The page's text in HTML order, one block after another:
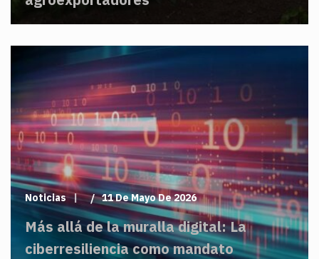
Noticias 11 De Mayo De 2026
Más allá de la muralla digital: La
ciberresiliencia como mandato